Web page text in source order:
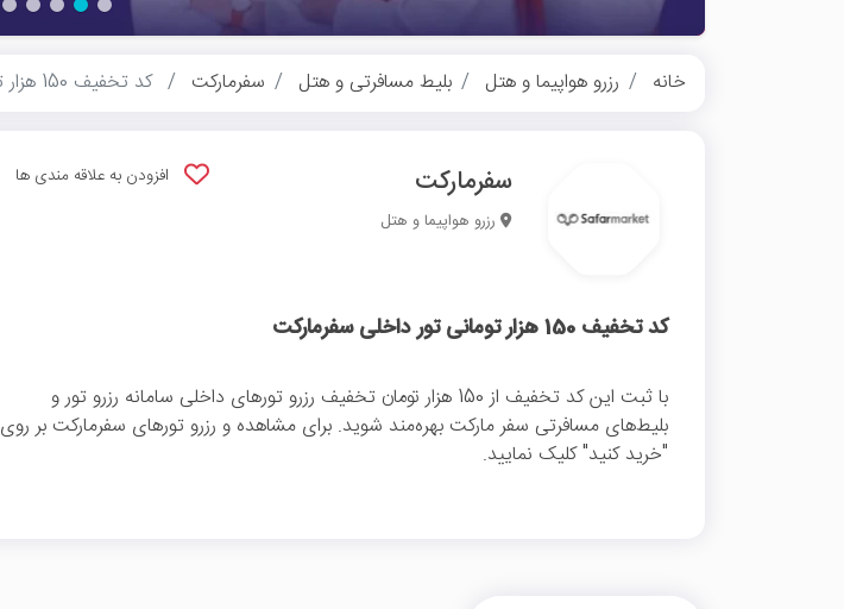
خانه رزرو هواپیما و هتل بلیط مسافرتی و هتل سفرمارکت کد تخفیف 150 هزار تومانی تور داخلی سفرمارکت
سفرمارکت
رزرو هواپیما و هتل
افزودن به علاقه مندی ها
کد تخفیف 150 هزار تومانی تور داخلی سفرمارکت
با ثبت این کد تخفیف از 150 هزار تومان تخفیف رزرو تورهای داخلی سامانه رزرو تور و
بلیط‌های مسافرتی سفر مارکت بهره‌مند شوید. برای مشاهده و رزرو تورهای سفرمارکت بر روی
"خرید کنید" کلیک نمایید.